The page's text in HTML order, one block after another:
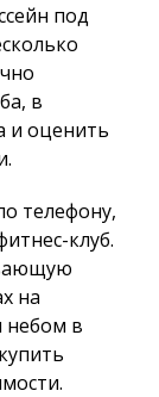
под
в
и оценить
телефону,
клуб.
на
небом в